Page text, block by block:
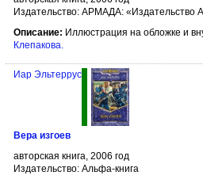
Издательство: АРМАДА: «Издательство
Описание: Иллюстрация на обложке и
Клепакова
Иар Эльтеррус
Вера изгоев
авторская книга, 2006 год
Издательство: Альфа-книга